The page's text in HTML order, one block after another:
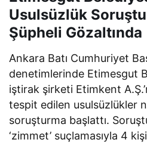
Usulsüzlük
Şüpheli Gözaltında
Ankara Batı Cumhuriyet
denetimlerinde Etimesgut
iştirak şirketi Etimkent
tespit edilen usulsüzlükler
soruşturma başlattı.
‘zimmet’ suçlamasıyla 4